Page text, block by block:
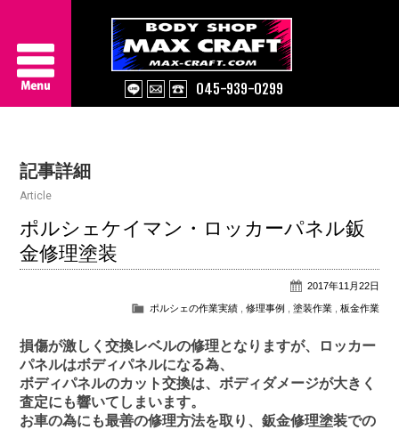
045-939-0299
About Us
Works
Information
記事詳細
Article
ポルシェケイマン・ロッカーパネル鈑
金修理塗装
2017年11月22日
ポルシェの作業実績, 修理事例 塗装作業, 板金作業
損傷が激しく交換レベルの修理となりますが、ロッカー
パネルはボディパネルになる為、
ボディパネルのカット交換は、ボディダメージが大きく
査定にも響いてしまいます。
お車の為にも最善の修理方法を取り、鈑金修理塗装での